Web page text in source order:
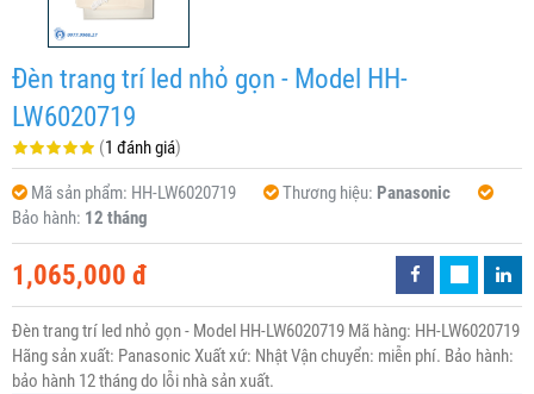
Đèn trang trí led nhỏ gọn - Model HH-
LW6020719
(1 đánh giá)
Mã sản phẩm: HH-LW6020719 Thương hiệu: Panasonic
Bảo hành: 12 tháng
1,065,000 đ
Đèn trang trí led nhỏ gọn - Model HH-LW6020719 Mã hàng: HH-LW6020719
Hãng sản xuất: Panasonic Xuất xứ: Nhật Vận chuyển: miễn phí. Bảo hành:
bảo hành 12 tháng do lỗi nhà sản xuất.